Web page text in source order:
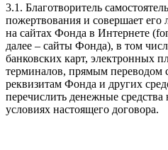
3.1. Благотворитель
пожертвования и совершает
на сайтах Фонда в Интернете
далее – сайты Фонда), в том
банковских карт, электронных
терминалов, прямым переводом
реквизитам Фонда и других
перечислить денежные
условиях настоящего договора.